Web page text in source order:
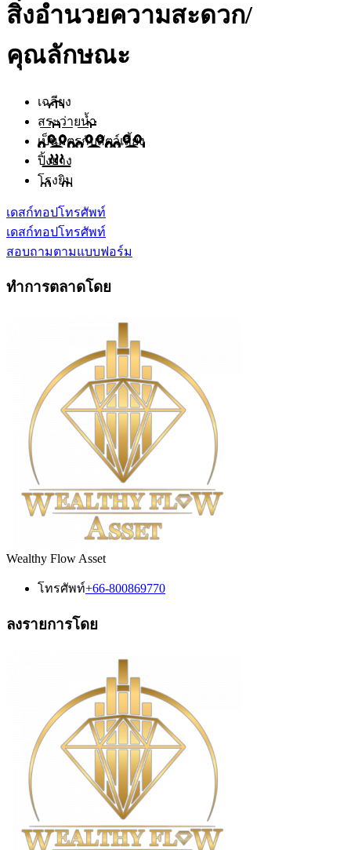
สิ่งอำนวยความสะดวก/
คุณลักษณะ
เฉลียง
สระว่ายน้ำ
เป็นมิตรกับสัตว์เลี้ยง
ปิ้งย่าง
โรงยิม
เดสก์ทอปโทรศัพท์
เดสก์ทอปโทรศัพท์
สอบถามตามแบบฟอร์ม
ทำการตลาดโดย
Wealthy Flow Asset
โทรศัพท์+66-800869770
ลงรายการโดย